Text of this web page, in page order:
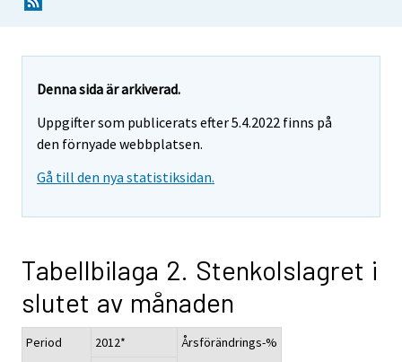
Denna sida är arkiverad.
Uppgifter som publicerats efter 5.4.2022 finns på
den förnyade webbplatsen.
Gå till den nya statistiksidan.
Tabellbilaga 2. Stenkolslagret i
slutet av månaden
Period 2012*
Årsförändrings-%